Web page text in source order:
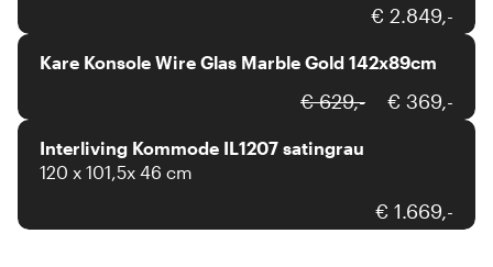
€ 2.849,-
Kare
Kare Konsole Wire Glas Marble Gold 142x89cm
€ 629,- € 369,-
Interliving
Interliving Kommode IL1207 satingrau
120 x 101,5x 46 cm
€ 1.669,-